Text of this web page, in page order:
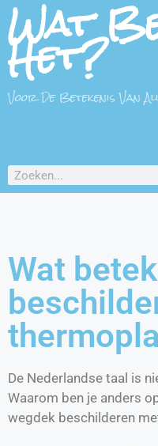
Wat
Het?
Voor De Betekenis Van
Wat
De Nederlandse taal is
Waarom ben je anders
wegdek beschilderen